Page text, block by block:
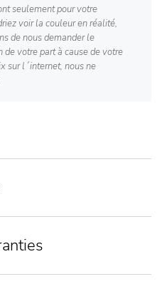
seulement pour votre
voir la couleur en réalité,
de nous demander le
votre part à cause de votre
sur l´internet, nous ne